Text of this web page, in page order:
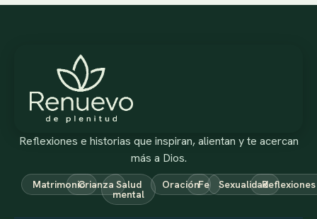
Reflexiones e historias que inspiran, alientan y te acercan
más a Dios.
MatrimonioCrianza Salud
mental
OraciónFe SexualidadReflexiones